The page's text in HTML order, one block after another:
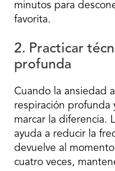
minutos para
favorita.
2. Practicar
profunda
Cuando la ansiedad
respiración profunda
marcar la diferencia.
ayuda a reducir la
devuelve al
cuatro veces,